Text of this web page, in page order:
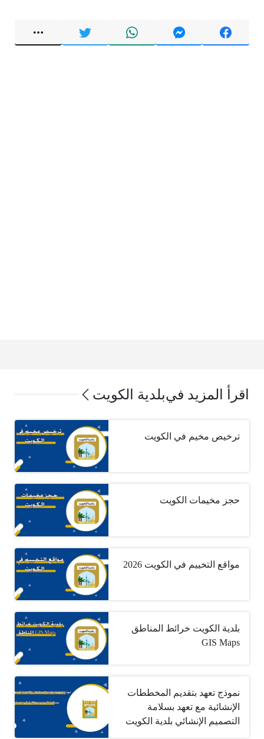
اقرأ المزيد فيبلدية الكويت
ترخيص مخيم في الكويت
حجز مخيمات الكويت
مواقع التخييم في الكويت 2026
بلدية الكويت خرائط المناطق
GIS Maps
نموذج تعهد بتقديم المخططات
الإنشائية مع تعهد بسلامة
التصميم الإنشائي بلدية الكويت